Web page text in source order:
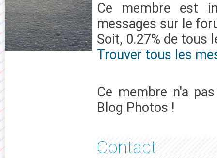
Ce membre est
messages sur le
Soit, 0.27% de tous
Trouver tous les
Ce membre n'a
Blog Photos !
Contact